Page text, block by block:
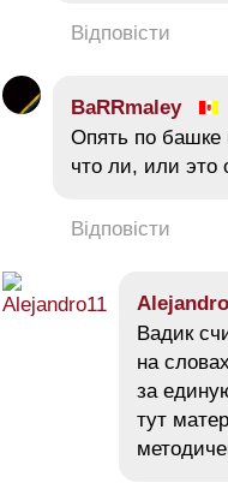
Відповісти
BaRRmaley
Опять по башке
что ли, или это
Відповісти
Вадик
на
за
тут